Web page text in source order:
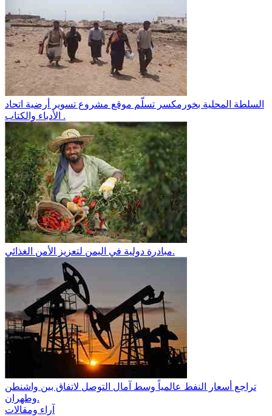
السلطة المحلية بخورمكسر تسلّم موقع مشروع تسوير أرضية اتحاد
الأدباء والكتاب .
مبادرة دولية في اليمن لتعزيز الأمن الغذائي.
تراجع أسعار النفط عالمياً وسط آمال التوصل لاتفاق بين واشنطن
وطهران.
آراء ومقالات